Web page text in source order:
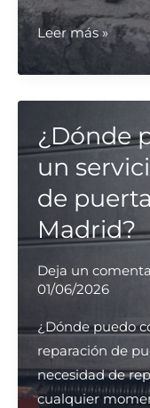
¿Dónde
encontrar
para
cerrajeros
en
Madrid
que
reparen
puertas
de
garaje?
Leer más »
¿Dónde
un
de
Madrid?
Deja un
01/06/2026
¿Dónde puedo
reparación de
necesidad de
cualquier